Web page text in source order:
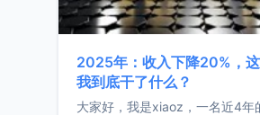
2025年：收入下降20%，
我到底干了什么？
大家好，我是xiaoz，一名近4年